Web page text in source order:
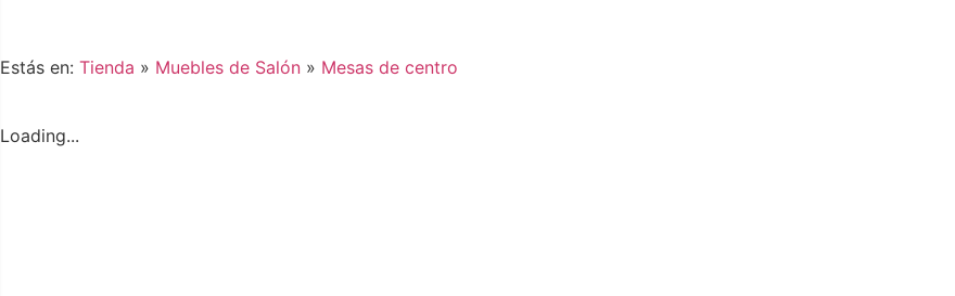
Estás en: Tienda » Muebles de Salón » Mesas de centro
Loading...